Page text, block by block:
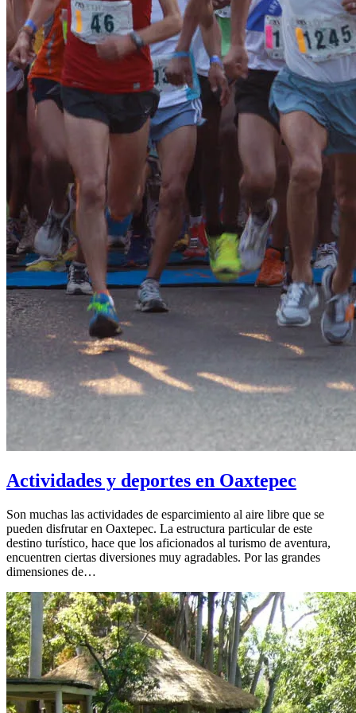
Actividades y deportes en Oaxtepec
Son muchas las actividades de esparcimiento al aire libre que se
pueden disfrutar en Oaxtepec. La estructura particular de este
destino turístico, hace que los aficionados al turismo de aventura,
encuentren ciertas diversiones muy agradables. Por las grandes
dimensiones de…